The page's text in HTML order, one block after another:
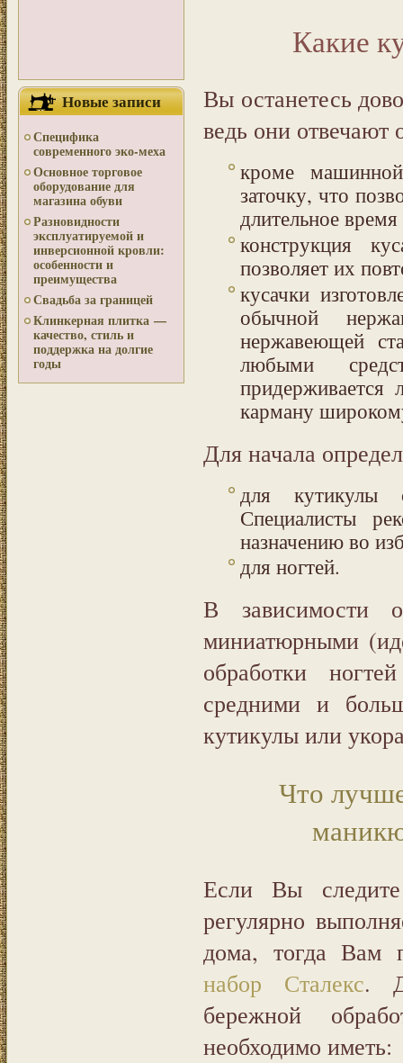
Новые записи
Специфика
современного эко-меха
Основное торговое
оборудование для
магазина обуви
Разновидности
эксплуатируемой и
инверсионной кровли:
особенности и
преимущества
Свадьба за границей
Клинкерная плитка —
качество, стиль и
поддержка на долгие
годы
Какие
Вы останетесь
ведь они
кроме
заточку, что
длительное
конструкция
позволяет их
кусачки
обычной
нержавеющей
любыми
придерживается
карману
Для начала
для кутикулы
Специалисты
назначению во
для ногтей.
В зависимости
миниатюрными
обработки
средними и
кутикулы или
Что
Если Вы
регулярно
дома, тогда Вам
набор Сталекс.
бережной
необходимо иметь: